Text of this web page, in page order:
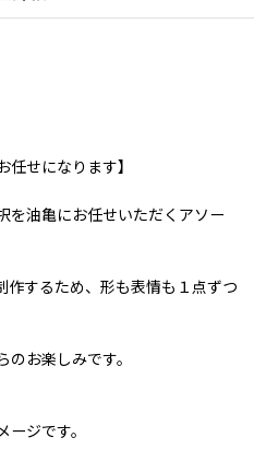
cm
任せになります】
を油亀にお任せいただくアソー
作するため、形も表情も１点ずつ
お楽しみです。
ジです。